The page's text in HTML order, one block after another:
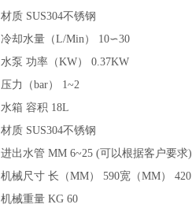
材质 SUS304不锈钢
冷却水量（L/Min）
10∽30
水泵 功率（KW）
0.37KW
压力（bar）
1~2
水箱 容积 18L
材质 SUS304不锈钢
进出水管 MM 6~25 (可以根据客户要求)
机械尺寸 长（MM） 590宽（MM） 420
机械重量 KG 60